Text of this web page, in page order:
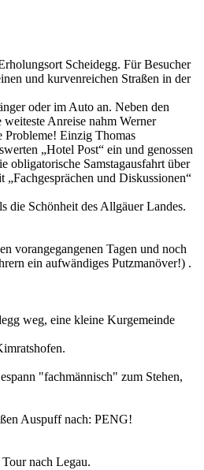
Scheidegg. Für Besucher
und kurvenreichen Straßen in der
oder im Auto an. Neben den
Anreise nahm Werner
Probleme! Einzig Thomas
„Hotel Post“ ein und genossen
obligatorische Samstagausfahrt über
und Diskussionen“
die Schönheit des Allgäuer Landes.
vorangegangenen Tagen und noch
ein aufwändiges Putzmanöver!) .
weg, eine kleine Kurgemeinde
"fachmännisch" zum Stehen,
Auspuff nach: PENG!
nach Legau.